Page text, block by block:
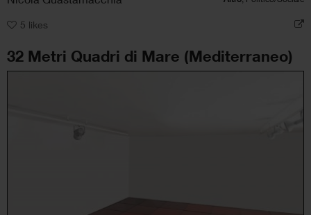
5 likes
32 Metri Quadri di Mare (Mediterraneo)